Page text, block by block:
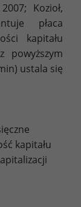
Kozioł,
płaca
kapitału
powyższym
ustala się
kapitału